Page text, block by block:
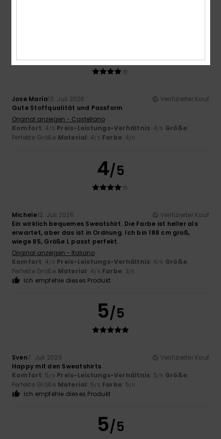
4/5
Jose María13. Juli 2026
Verifizierter Kauf
Gute Stoffqualität und Passform
Original anzeigen - Castellano
Komfort: 4/5 Preis-Leistungs-Verhältnis: 4/5 Größe:
Perfekte Größe Material: 4/5 Farbe: 4/5
4/5
Michele12. Juli 2026
Verifizierter Kauf
Ein wirklich bequemes Sweatshirt. Die Farbe ist heller als
erwartet, aber das ist in Ordnung. Ich bin 188 cm groß,
wiege 85, Größe L passt perfekt.
Original anzeigen - Italiano
Komfort: 4/5 Preis-Leistungs-Verhältnis: 4/5 Größe:
Perfekte Größe Material: 4/5 Farbe: 3/5
Ich empfehle dieses Produkt
5/5
Sven7. Juli 2026
Verifizierter Kauf
Happy mit den Sweatshirts
Komfort: 5/5 Preis-Leistungs-Verhältnis: 5/5 Größe:
Perfekte Größe Material: 5/5 Farbe: 5/5
Ich empfehle dieses Produkt
5/5